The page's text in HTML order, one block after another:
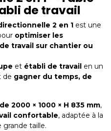
de travail
2 en 1 est une
optimiser les
travail sur chantier ou
et établi de travail en un
de gagner du temps, de
2000 × 1000 × H 835 mm,
confortable, adaptée à la
taille.